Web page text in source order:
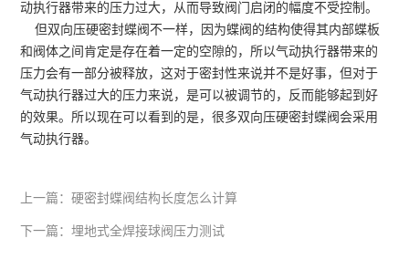
动执行器带来的压力过大，从而导致阀门启闭的幅度不受控制。
但双向压硬密封蝶阀不一样，因为蝶阀的结构使得其内部蝶板
和阀体之间肯定是存在着一定的空隙的，所以气动执行器带来的
压力会有一部分被释放，这对于密封性来说并不是好事，但对于
气动执行器过大的压力来说，是可以被调节的，反而能够起到好
的效果。所以现在可以看到的是，很多双向压硬密封蝶阀会采用
气动执行器。
上一篇：硬密封蝶阀结构长度怎么计算
下一篇：埋地式全焊接球阀压力测试